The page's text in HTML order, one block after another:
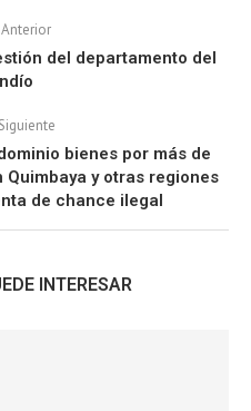
del departamento del
bienes por más de
y otras regiones
de chance ilegal
INTERESAR